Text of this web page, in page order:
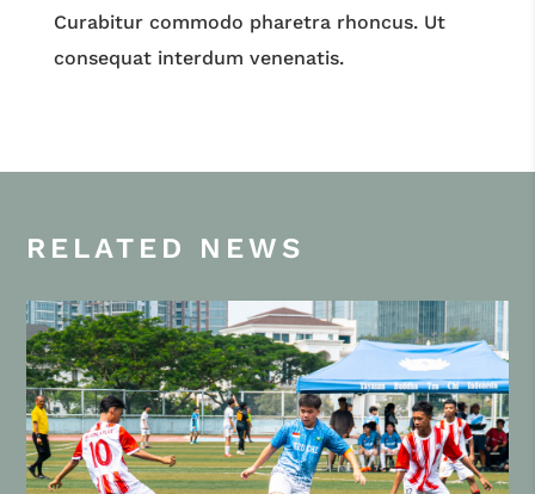
Curabitur commodo pharetra rhoncus. Ut
consequat interdum venenatis.
RELATED NEWS